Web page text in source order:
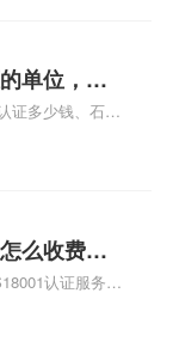
方正文！
单位，石
证多少钱、石家
庄9000认证
么收费，
务怎么收
认证服务中
认证，哪个